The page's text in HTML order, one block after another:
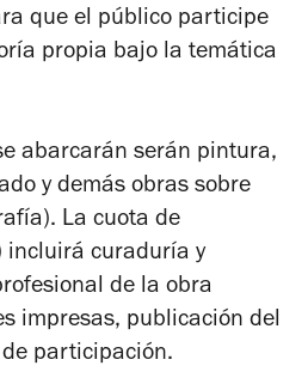
que el público participe
propia bajo la temática
abarcarán serán pintura,
y demás obras sobre
La cuota de
incluirá curaduría y
de la obra
impresas, publicación del
participación.